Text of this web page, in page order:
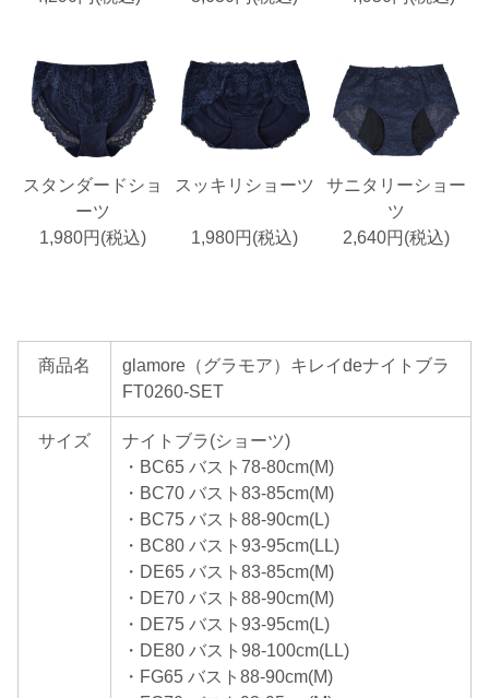
スタンダードショ
ーツ
スッキリショーツ
サニタリーショー
ツ
1,980円(税込)
1,980円(税込) 2,640円(税込)
商品名
glamore（グラモア）キレイdeナイトブラ
FT0260-SET
サイズ
ナイトブラ(ショーツ)
・BC65 バスト78-80cm(M)
・BC70 バスト83-85cm(M)
・BC75 バスト88-90cm(L)
・BC80 バスト93-95cm(LL)
・DE65 バスト83-85cm(M)
・DE70 バスト88-90cm(M)
・DE75 バスト93-95cm(L)
・DE80 バスト98-100cm(LL)
・FG65 バスト88-90cm(M)